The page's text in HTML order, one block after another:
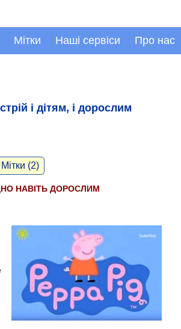
Мітки Наші сервіси Про нас
і дітям, і дорослим
Мітки (2)
НАВІТЬ ДОРОСЛИМ